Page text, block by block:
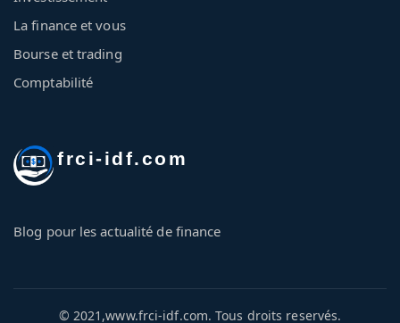
La finance et vous
Bourse et trading
Comptabilité
frci-idf.com
Blog pour les actualité de finance
© 2021,www.frci-idf.com. Tous droits reservés.